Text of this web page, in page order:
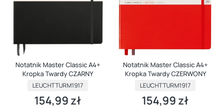
Notatnik Master Classic A4+
Kropka Twardy CZARNY
PRODUCENT
LEUCHTTURM1917
Cena
154,99 zł
Notatnik Master Classic A4+
Kropka Twardy CZERWONY
PRODUCENT
LEUCHTTURM1917
Cena
154,99 zł